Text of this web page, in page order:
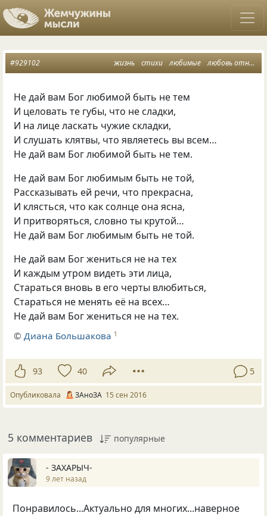
жизнь стихи любимые любовь отношения
#929102
Не дай вам Бог любимой быть не тем
И целовать те губы, что не сладки,
И на лице ласкать чужие складки,
И слушать клятвы, что являетесь вы всем…
Не дай вам Бог любимой быть не тем.
Не дай вам Бог любимым быть не той,
Рассказывать ей речи, что прекрасна,
И клясться, что как солнце она ясна,
И притворяться, словно ты крутой…
Не дай вам Бог любимым быть не той.
Не дай вам Бог жениться не на тех
И каждым утром видеть эти лица,
Стараться вновь в его черты влюбиться,
Стараться не менять её на всех…
Не дай вам Бог жениться не на тех.
© Диана Большакова 1
93 40 5
Опубликовала ЗАноЗА 15 сен 2016
5 комментариев популярные
- ЗАХАРЫЧ-
9 лет назад
Понравилось...Актуально для многих...наверное